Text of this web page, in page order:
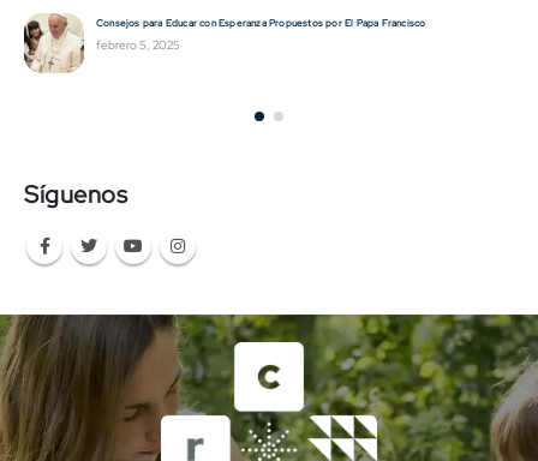
Francisco Bulling y acoso escolar: La educación emocional como estrategia de
Síguenos